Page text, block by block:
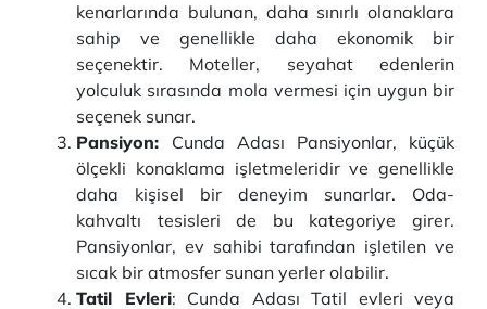
kenarlarında bulunan, daha sınırlı olanaklara
sahip ve genellikle daha ekonomik bir
seçenektir. Moteller, seyahat edenlerin
yolculuk sırasında mola vermesi için uygun bir
seçenek sunar.
Pansiyon: Cunda Adası Pansiyonlar, küçük
ölçekli konaklama işletmeleridir ve genellikle
daha kişisel bir deneyim sunarlar. Oda-
kahvaltı tesisleri de bu kategoriye girer.
Pansiyonlar, ev sahibi tarafından işletilen ve
sıcak bir atmosfer sunan yerler olabilir.
Tatil Evleri: Cunda Adası Tatil evleri veya